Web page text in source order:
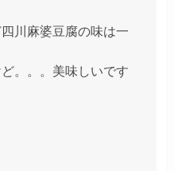
川麻婆豆腐の味は一
。。。美味しいです